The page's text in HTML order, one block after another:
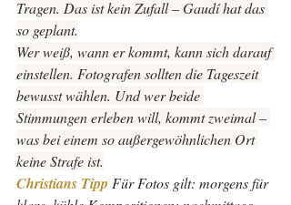
Tragen. Das ist kein Zufall – Gaudí hat das
so geplant.
Wer weiß, wann er kommt, kann sich darauf
einstellen. Fotografen sollten die Tageszeit
bewusst wählen. Und wer beide
Stimmungen erleben will, kommt zweimal –
was bei einem so außergewöhnlichen Ort
keine Strafe ist.
Christians Tipp Für Fotos gilt: morgens für